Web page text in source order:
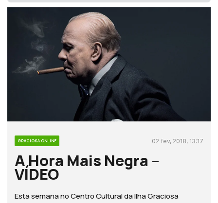
GRACIOSA ONLINE 02 fev, 2018, 13:17
A Hora Mais Negra –
VÍDEO
Esta semana no Centro Cultural da Ilha Graciosa